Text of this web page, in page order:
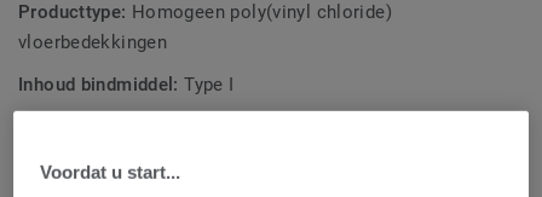
Producttype: Homogeen poly(vinyl chloride)
vloerbedekkingen
Inhoud bindmiddel:Type I
Industriële classificatie:
Voordat u start...